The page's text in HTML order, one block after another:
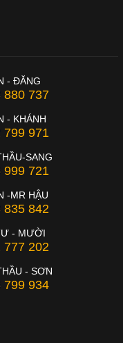
- ĐĂNG
880 737
- KHÁNH
799 971
SANG
999 721
-MR HẬU
835 842
- MƯỜI
777 202
- SƠN
799 934